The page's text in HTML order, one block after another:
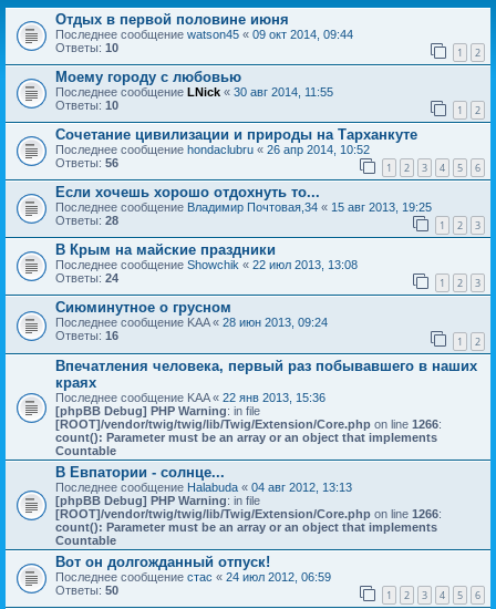
Отдых в первой половине июня
Последнее сообщение watson45 « 09 окт 2014, 09:44
Ответы: 10 1 2
Моему городу с любовью
Последнее сообщение LNick « 30 авг 2014, 11:55
Ответы: 10 1 2
Сочетание цивилизации и природы на Тарханкуте
Последнее сообщение hondaclubru « 26 апр 2014, 10:52
Ответы: 56 1 2 3 4 5 6
Если хочешь хорошо отдохнуть то...
Последнее сообщение Владимир Почтовая,34 « 15 авг 2013, 19:25
Ответы: 28 1 2 3
В Крым на майские праздники
Последнее сообщение Showchik « 22 июл 2013, 13:08
Ответы: 24 1 2 3
Сиюминутное о грусном
Последнее сообщение KAA« 28 июн 2013, 09:24
Ответы: 16 1 2
Впечатления человека, первый раз побывавшего в наших
краях
Последнее сообщение KAA« 22 янв 2013, 15:36
[phpBB Debug] PHP Warning: in file
[ROOT]/vendor/twig/twig/lib/Twig/Extension/Core.php on line 1266:
count(): Parameter must be an array or an object that implements
Countable
В Евпатории - солнце...
Последнее сообщение Halabuda « 04 авг 2012, 13:13
[phpBB Debug] PHP Warning: in file
[ROOT]/vendor/twig/twig/lib/Twig/Extension/Core.php on line 1266:
count(): Parameter must be an array or an object that implements
Countable
Вот он долгожданный отпуск!
Последнее сообщение стас « 24 июл 2012, 06:59
Ответы: 50 1 2 3 4 5 6